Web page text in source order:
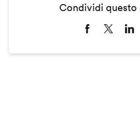
Condividi questo